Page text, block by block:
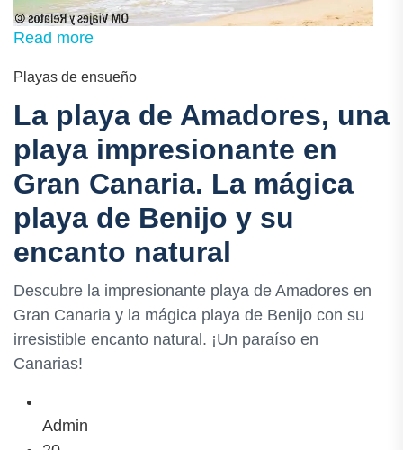
Read more
Playas de ensueño
La playa de Amadores, una
playa impresionante en
Gran Canaria. La mágica
playa de Benijo y su
encanto natural
Descubre la impresionante playa de Amadores en
Gran Canaria y la mágica playa de Benijo con su
irresistible encanto natural. ¡Un paraíso en
Canarias!
Admin